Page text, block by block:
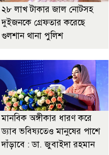
২৮ লাখ টাকার জাল নোটসহ
দুইজনকে গ্রেফতার করেছে
গুলশান থানা পুলিশ
মানবিক অঙ্গীকার ধারণ করে
ড্যাব ভবিষ্যতেও মানুষের পাশে
দাঁড়াবে : ডা. জুবাইদা রহমান